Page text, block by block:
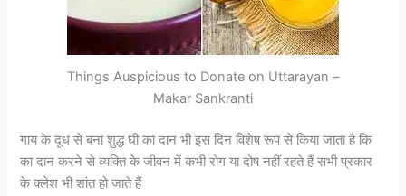
Things Auspicious to Donate on Uttarayan –
Makar Sankranti
गाय के दूध से बना शुद्ध घी का दान भी इस दिन विशेष रूप से किया जाता है कि
का दान करने से व्यक्ति के जीवन में कभी रोग या दोष नहीं रहते हैं सभी प्रकार
के क्लेश भी शांत हो जाते हैं